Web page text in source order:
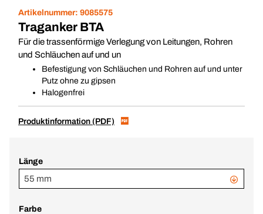
Artikelnummer: 9085575
Traganker BTA
Für die trassenförmige Verlegung von Leitungen, Rohren
und Schläuchen auf und un
Befestigung von Schläuchen und Rohren auf und unter
Putz ohne zu gipsen
Halogenfrei
Produktinformation (PDF)
Länge
55 mm
Farbe